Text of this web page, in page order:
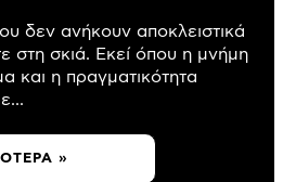
δεν ανήκουν αποκλειστικά
στη σκιά. Εκεί όπου η μνήμη
και η πραγματικότητα
»